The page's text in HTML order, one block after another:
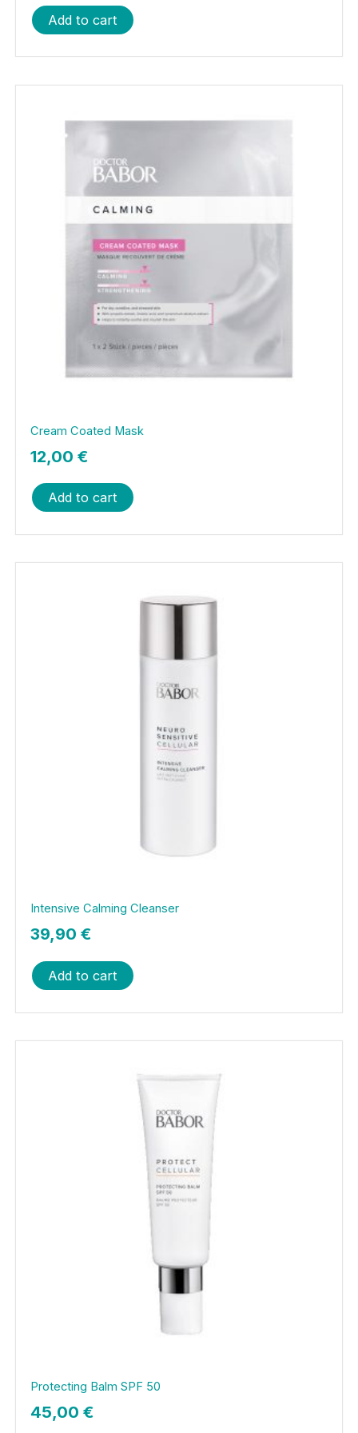
Add to cart
Cream Coated Mask
12,00 €
Add to cart
Intensive Calming Cleanser
39,90 €
Add to cart
Protecting Balm SPF 50
45,00 €